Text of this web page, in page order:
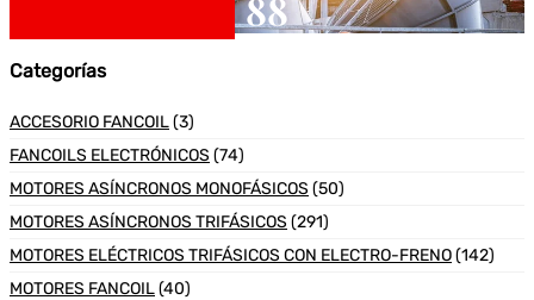
88
Categorías
ACCESORIO FANCOIL(3)
FANCOILS ELECTRÓNICOS (74)
MOTORES ASÍNCRONOS MONOFÁSICOS (50)
MOTORES ASÍNCRONOS TRIFÁSICOS (291)
MOTORES ELÉCTRICOS TRIFÁSICOS CON ELECTRO-FRENO(142)
MOTORES FANCOIL(40)